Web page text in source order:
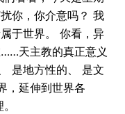
你，你介意吗？ 我
于世界。 你看，异
天主教的真正意义
是地方性的、 是文
，延伸到世界各